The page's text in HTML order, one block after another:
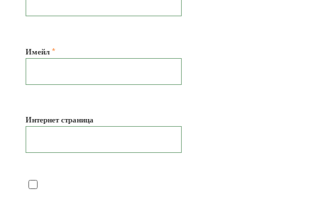
Имейл *
Интернет страница